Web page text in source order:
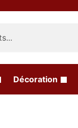
Décoration